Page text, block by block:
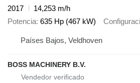
2017
14,253 m/h
Potencia 635 Hp (467 kW)
Países Bajos, Veldhoven
BOSS MACHINERY B.V.